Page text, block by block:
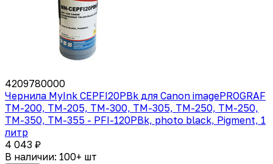
4209780000
Чернила MyInk CEPFI20PBk для Canon imagePROGRAF
TM-200, TM-205, TM-300, TM-305, TM-250, TM-250,
TM-350, TM-355 - PFI-120PBk, photo black, Pigment, 1
литр
4 043 ₽
В наличии: 100+ шт